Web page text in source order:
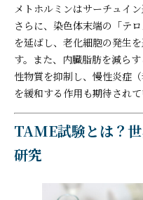
メトホルミンはサーチュイ
さらに、染色体末端の「テ
を延ばし、老化細胞の発生
す。また、内臓脂肪を減ら
性物質を抑制し、慢性炎症
を緩和する作用も期待されて
TAME試験とは？
研究